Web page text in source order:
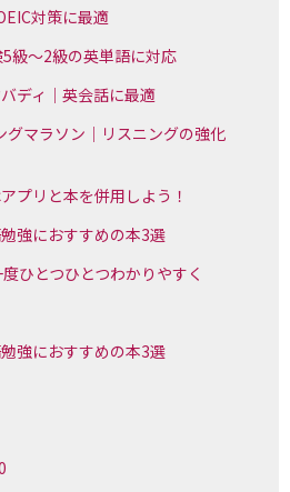
対策に最適
級～2級の英単語に対応
ディ｜英会話に最適
グマラソン｜リスニングの強化
プリと本を併用しよう！
強におすすめの本3選
ひとつひとつわかりやすく
強におすすめの本3選